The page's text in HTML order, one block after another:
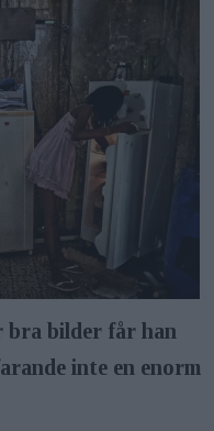
bilder får han
inte en enorm